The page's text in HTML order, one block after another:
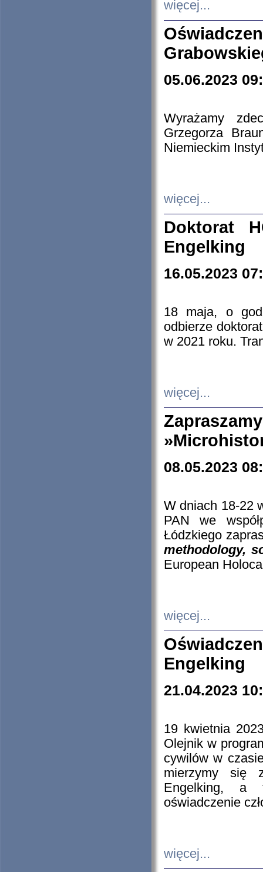
więcej...
05.06.2023
Wyrażamy
Grzegorza
Niemieckim
więcej...
Doktorat
Engelking
16.05.2023
18 maja, o
odbierze
w 2021 roku.
więcej...
08.05.2023
W dniach 18-22
PAN we
Łódzkiego
methodology,
European
więcej...
Engelking
21.04.2023
19 kwietnia
Olejnik w
cywilów w
mierzymy się
Engelking, a
oświadczenie
więcej...